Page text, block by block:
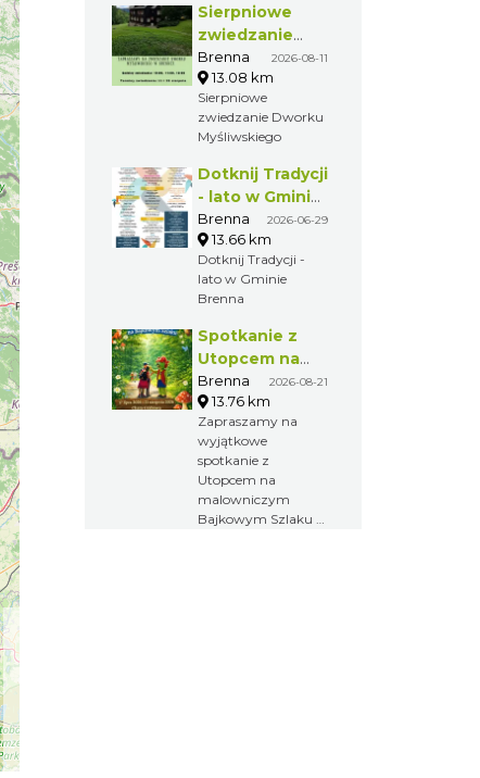
Sierpniowe
zwiedzanie
Dworku
Myśliwskiego
Brenna 2026-08-11
13.08 km
Sierpniowe
zwiedzanie Dworku
Myśliwskiego
Dotknij Tradycji
- lato w Gminie
Brenna
Brenna 2026-06-29
13.66 km
Dotknij Tradycji -
lato w Gminie
Brenna
Spotkanie z
Utopcem na
Bajkowym
Szlaku
Brenna 2026-08-21
13.76 km
Zapraszamy na
wyjątkowe
spotkanie z
Utopcem na
malowniczym
Bajkowym Szlaku w